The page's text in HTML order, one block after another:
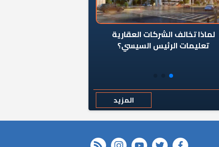
من يوقف سرطان الأبراج السكنية
المخالفة ياحكومة؟
المزيد